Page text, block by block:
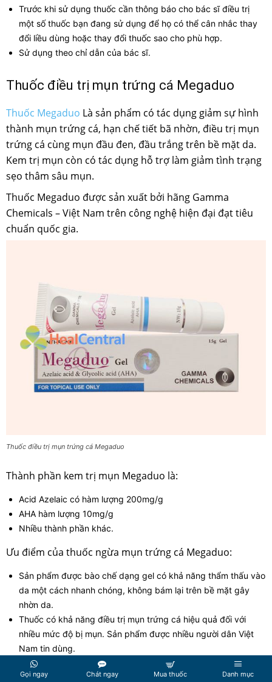
Trước khi sử dụng thuốc cần thông báo cho bác sĩ điều trị
một số thuốc bạn đang sử dụng để họ có thể cân nhắc thay
đổi liều dùng hoặc thay đổi thuốc sao cho phù hợp.
Sử dụng theo chỉ dẫn của bác sĩ.
Thuốc điều trị mụn trứng cá Megaduo
Thuốc Megaduo Là sản phẩm có tác dụng giảm sự hình
thành mụn trứng cá, hạn chế tiết bã nhờn, điều trị mụn
trứng cá cùng mụn đầu đen, đầu trắng trên bề mặt da.
Kem trị mụn còn có tác dụng hỗ trợ làm giảm tình trạng
sẹo thâm sâu mụn.
Thuốc Megaduo được sản xuất bởi hãng Gamma
Chemicals – Việt Nam trên công nghệ hiện đại đạt tiêu
chuẩn quốc gia.
Thuốc điều trị mụn trứng cá Megaduo
Thành phần kem trị mụn Megaduo là:
Acid Azelaic có hàm lượng 200mg/g
AHA hàm lượng 10mg/g
Nhiều thành phần khác.
Ưu điểm của thuốc ngừa mụn trứng cá Megaduo:
Sản phẩm được bào chế dạng gel có khả năng thẩm thấu vào
da một cách nhanh chóng, không bám lại trên bề mặt gây
nhờn da.
Thuốc có khả năng điều trị mụn trứng cá hiệu quả đối với
nhiều mức độ bị mụn. Sản phẩm được nhiều người dân Việt
Nam tin dùng.
Megaduo thích hợp với nhiều nhiều loại da, ít khi gây kích ứng
hoặc dị ứng.
Gọi ngay Chát ngay Mua thuốc Danh mục